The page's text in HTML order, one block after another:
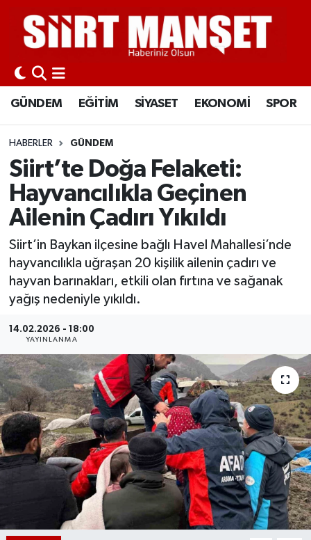
GÜNDEM EĞİTİM SİYASET EKONOMİ SPOR
HABERLER GÜNDEM
Siirt’te Doğa Felaketi:
Hayvancılıkla Geçinen
Ailenin Çadırı Yıkıldı
Siirt’in Baykan ilçesine bağlı Havel Mahallesi’nde
hayvancılıkla uğraşan 20 kişilik ailenin çadırı ve
hayvan barınakları, etkili olan fırtına ve sağanak
yağış nedeniyle yıkıldı.
14.02.2026 - 18:00
YAYINLANMA
GÜNDEM
EĞİTİM
SİYASET
EKONOMİ
SPOR
KÜLTÜR-SANAT
SAĞLIK-YAŞAM
Siirt Nöbetçi Eczaneler
Siirt Hava Durumu
Siirt Namaz Vakitleri
Siirt Trafik Yoğunluk Haritası
Süper Lig Puan Durumu ve Fikstür
Tüm Manşetler
Son Dakika Haberleri
Haber Arşivi